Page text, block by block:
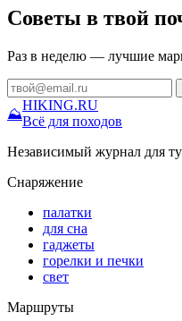
Советы в твой
Раз в неделю — лучшие
⛰
HIKING.RU
Всё для походов
Независимый журнал для
Снаряжение
палатки
для сна
гаджеты
горелки и печки
свет
Маршруты